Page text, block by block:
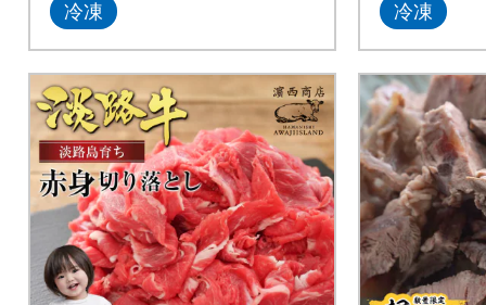
冷凍 冷凍